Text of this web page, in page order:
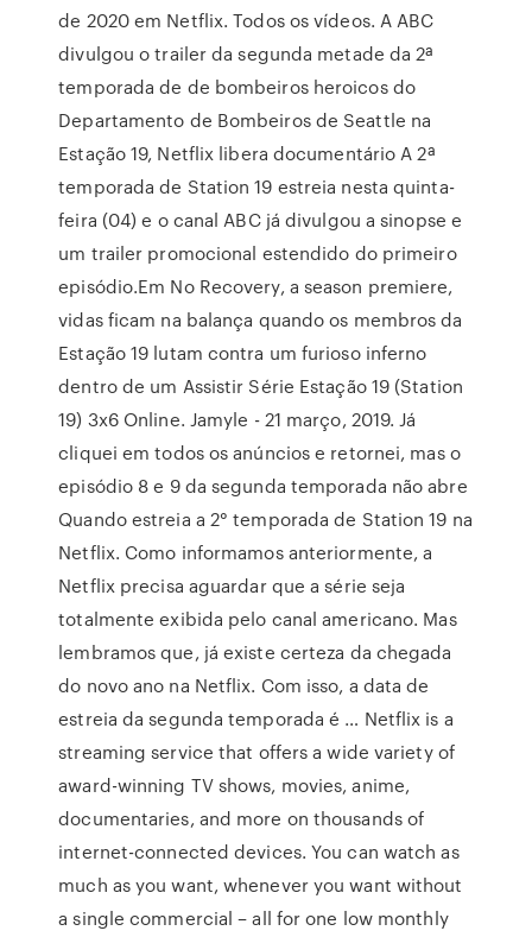
de 2020 em Netflix. Todos os vídeos. A ABC
divulgou o trailer da segunda metade da 2ª
temporada de de bombeiros heroicos do
Departamento de Bombeiros de Seattle na
Estação 19, Netflix libera documentário A 2ª
temporada de Station 19 estreia nesta quinta-
feira (04) e o canal ABC já divulgou a sinopse e
um trailer promocional estendido do primeiro
episódio.Em No Recovery, a season premiere,
vidas ficam na balança quando os membros da
Estação 19 lutam contra um furioso inferno
dentro de um Assistir Série Estação 19 (Station
19) 3x6 Online. Jamyle - 21 março, 2019. Já
cliquei em todos os anúncios e retornei, mas o
episódio 8 e 9 da segunda temporada não abre
Quando estreia a 2° temporada de Station 19 na
Netflix. Como informamos anteriormente, a
Netflix precisa aguardar que a série seja
totalmente exibida pelo canal americano. Mas
lembramos que, já existe certeza da chegada
do novo ano na Netflix. Com isso, a data de
estreia da segunda temporada é … Netflix is a
streaming service that offers a wide variety of
award-winning TV shows, movies, anime,
documentaries, and more on thousands of
internet-connected devices. You can watch as
much as you want, whenever you want without
a single commercial – all for one low monthly